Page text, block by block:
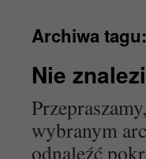
Archiwa tagu:
Nie
wybranym
odnaleźć